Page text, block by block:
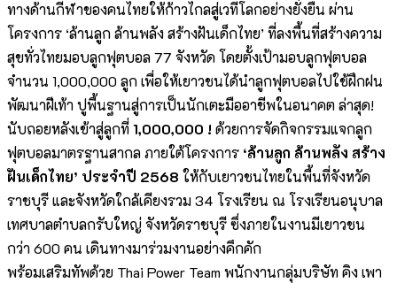
ทางด้านกีฬาของคนไทยให้ก้าวไกลสู่เวทีโลกอย่างยั่งยืน ผ่าน
โครงการ ‘ล้านลูก ล้านพลัง สร้างฝันเด็กไทย’ ที่ลงพื้นที่สร้างความ
สุขทั่วไทยมอบลูกฟุตบอล 77 จังหวัด โดยตั้งเป้ามอบลูกฟุตบอล
จำนวน 1,000,000 ลูก เพื่อให้เยาวชนได้นำลูกฟุตบอลไปใช้ฝึกฝน
พัฒนาฝีเท้า ปูพื้นฐานสู่การเป็นนักเตะมืออาชีพในอนาคต ล่าสุด!
นับถอยหลังเข้าสู่ลูกที่1,000,000 ! ด้วยการจัดกิจกรรมแจกลูก
ฟุตบอลมาตรฐานสากล ภายใต้โครงการ ‘ล้านลูก ล้านพลัง สร้าง
ฝันเด็กไทย’ ประจำปี 2568 ให้กับเยาวชนไทยในพื้นที่จังหวัด
ราชบุรี และจังหวัดใกล้เคียงรวม 34 โรงเรียน ณ โรงเรียนอนุบาล
เทศบาลตำบลกรับใหญ่ จังหวัดราชบุรี ซึ่งภายในงานมีเยาวชน
กว่า 600 คน เดินทางมาร่วมงานอย่างคึกคัก
พร้อมเสริมทัพด้วย Thai Power Team พนักงานกลุ่มบริษัท คิง เพา